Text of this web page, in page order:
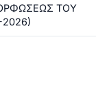
ΤΟΥ